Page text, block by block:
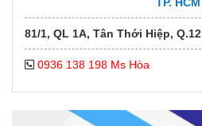
81/1, QL 1A, Tân Thới Hiệp, Q.12
0936 138 198 Ms Hòa